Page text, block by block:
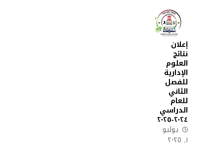
إعلان
نتائج
العلوم
الإدارية
للفصل
الثاني
للعام
الدراسي
٢٠٢٤-٢٠٢٥
يوليو
١, ٢٠٢٥